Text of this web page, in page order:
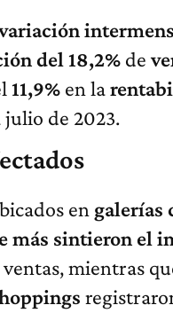
del 18,2% de
11,9% en la
julio de 2023.
en galerías
más sintieron el
mientras